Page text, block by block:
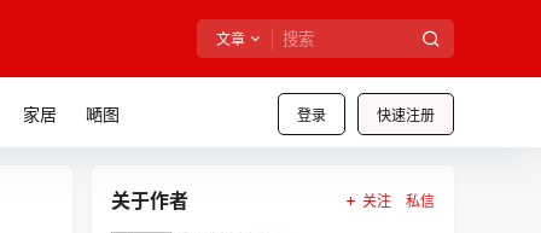
文章
登录 快速注册
家居 嗮图
关于作者 关注 私信